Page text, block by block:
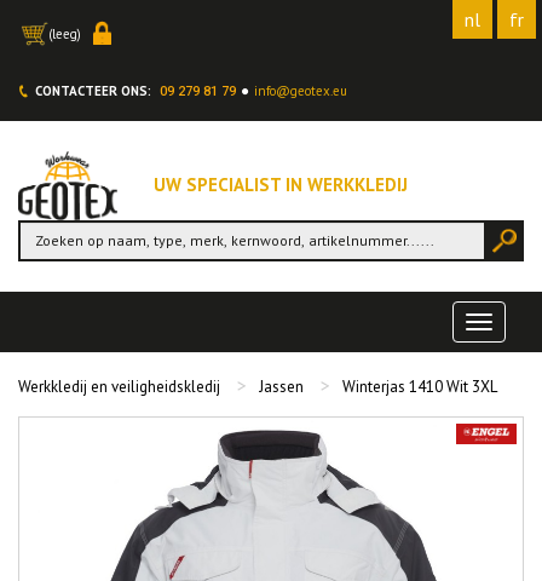
nl fr
(leeg)
CONTACTEER ONS: 09 279 81 79 info@geotex.eu
UW SPECIALIST IN WERKKLEDIJ
Toggle
Werkkledij en veiligheidskledij Jassen Winterjas 1410 Wit 3XL